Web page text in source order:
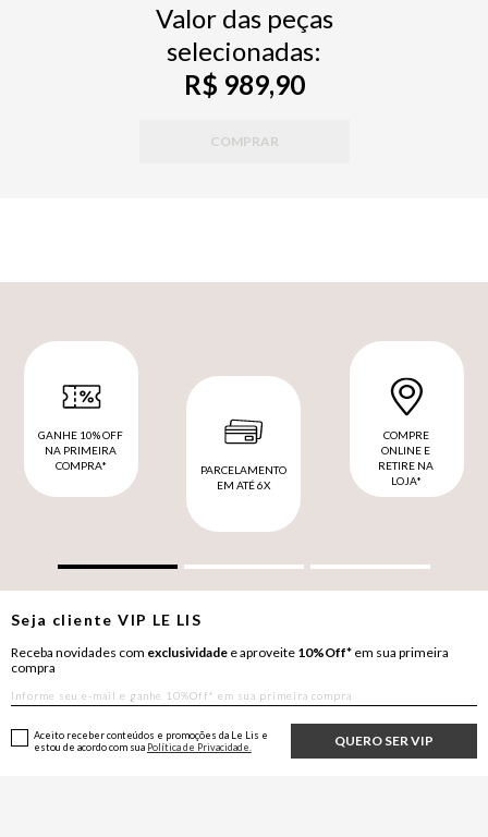
Valor das peças
selecionadas:
R$ 989,90
COMPRAR
GANHE 10% OFF
NA PRIMEIRA
COMPRA*
PARCELAMENTO
EM ATÉ 6X
COMPRE
ONLINE E
RETIRE NA
LOJA*
Seja clienteVIP LE LIS
Receba novidades com exclusividade e aproveite 10%Off* em sua primeira
compra
QUERO SER VIP
Aceito receber conteúdos e promoções da Le Lis e
estou de acordo com sua Política de Privacidade.